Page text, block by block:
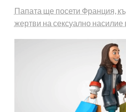
Папата ще посети Франция,
жертви на сексуално насилие